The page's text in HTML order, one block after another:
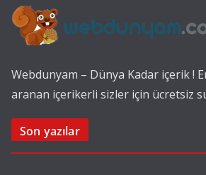
Webdunyam – Dünya Kadar içerik !
aranan içerikerli sizler için ücretsiz
Son yazılar